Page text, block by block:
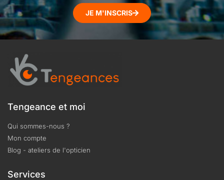
JE M'INSCRIS
Tengeance et moi
Qui sommes-nous ?
Mon compte
Blog - ateliers de l'opticien
Services